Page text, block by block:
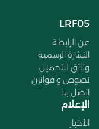
LRF05
عن الرابطة
النشرة الرسمية
وثائق للتحميل
نصوص و قوانين
اتصل بنا
الإعلام
الأخبار